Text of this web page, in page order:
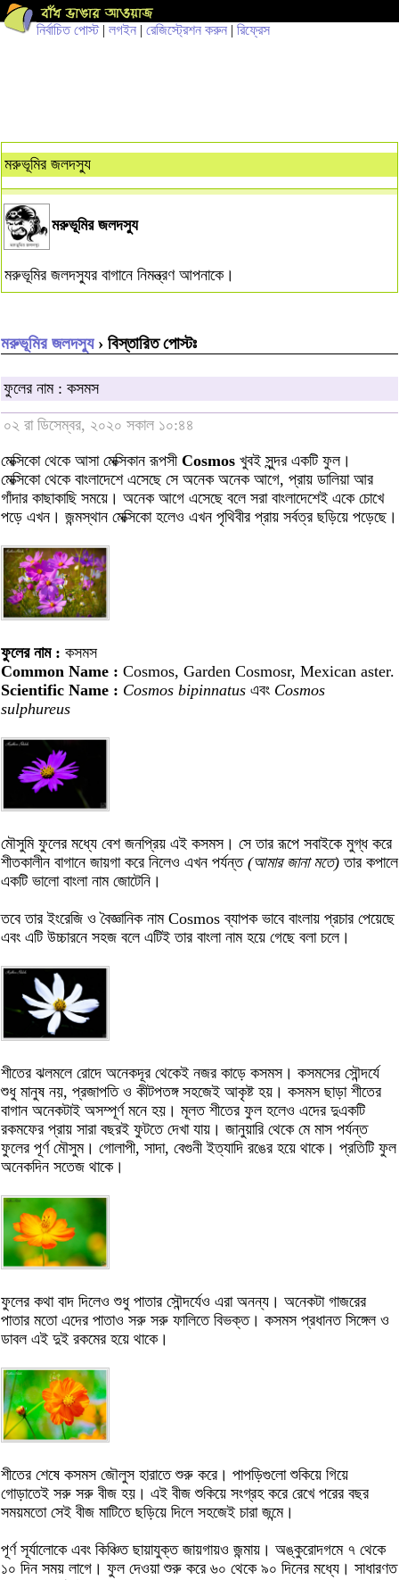
নির্বাচিত পোস্ট| লগইন | রেজিস্ট্রেশন করুন | রিফ্রেস
মরুভূমির জলদস্যু
মরুভূমির জলদস্যু
মরুভূমির জলদস্যুর বাগানে নিমন্ত্রণ আপনাকে।
মরুভূমির জলদস্যু› বিস্তারিত পোস্টঃ
ফুলের নাম : কসমস
০২ রা ডিসেম্বর, ২০২০ সকাল ১০:৪৪
মেক্সিকো থেকে আসা মেক্সিকান রূপসী Cosmos খুবই সুন্দর একটি ফুল।
মেক্সিকো থেকে বাংলাদেশে এসেছে সে অনেক অনেক আগে, প্রায় ডালিয়া আর
গাঁদার কাছাকাছি সময়ে। অনেক আগে এসেছে বলে সরা বাংলাদেশেই একে চোখে
পড়ে এখন। জন্মস্থান মেক্সিকো হলেও এখন পৃথিবীর প্রায় সর্বত্র ছড়িয়ে পড়েছে।
ফুলের নাম : কসমস
Common Name : Cosmos, Garden Cosmosr, Mexican aster.
Scientific Name : Cosmos bipinnatus এবং Cosmos
sulphureus
মৌসুমি ফুলের মধ্যে বেশ জনপ্রিয় এই কসমস। সে তার রূপে সবাইকে মুগ্ধ করে
শীতকালীন বাগানে জায়গা করে নিলেও এখন পর্যন্ত (আমার জানা মতে) তার কপালে
একটি ভালো বাংলা নাম জোটেনি।
তবে তার ইংরেজি ও বৈজ্ঞানিক নাম Cosmos ব্যাপক ভাবে বাংলায় প্রচার পেয়েছে
এবং এটি উচ্চারনে সহজ বলে এটিই তার বাংলা নাম হয়ে গেছে বলা চলে।
শীতের ঝলমলে রোদে অনেকদূর থেকেই নজর কাড়ে কসমস। কসমসের সৌন্দর্যে
শুধু মানুষ নয়, প্রজাপতি ও কীটপতঙ্গ সহজেই আকৃষ্ট হয়। কসমস ছাড়া শীতের
বাগান অনেকটাই অসম্পূর্ণ মনে হয়। মূলত শীতের ফুল হলেও এদের দুএকটি
রকমফের প্রায় সারা বছরই ফুটতে দেখা যায়। জানুয়ারি থেকে মে মাস পর্যন্ত
ফুলের পূর্ণ মৌসুম। গোলাপী, সাদা, বেগুনী ইত্যাদি রঙের হয়ে থাকে। প্রতিটি ফুল
অনেকদিন সতেজ থাকে।
ফুলের কথা বাদ দিলেও শুধু পাতার সৌন্দর্যেও এরা অনন্য। অনেকটা গাজরের
পাতার মতো এদের পাতাও সরু সরু ফালিতে বিভক্ত। কসমস প্রধানত সিঙ্গেল ও
ডাবল এই দুই রকমের হয়ে থাকে।
শীতের শেষে কসমস জৌলুস হারাতে শুরু করে। পাপড়িগুলো শুকিয়ে গিয়ে
গোড়াতেই সরু সরু বীজ হয়। এই বীজ শুকিয়ে সংগ্রহ করে রেখে পরের বছর
সময়মতো সেই বীজ মাটিতে ছড়িয়ে দিলে সহজেই চারা জন্মে।
পূর্ণ সূর্যালোকে এবং কিঞ্চিত ছায়াযুক্ত জায়গায়ও জন্মায়। অঙ্কুরোদগমে ৭ থেকে
১০ দিন সময় লাগে। ফুল দেওয়া শুরু করে ৬০ থেকে ৯০ দিনের মধ্যে। সাধারণত